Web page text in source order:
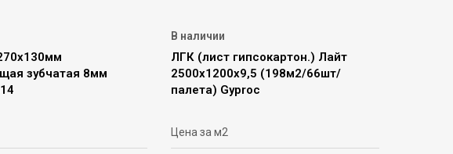
зубчатая 8мм
В наличии
ЛГК (лист гипсокартон.) Лайт
2500х1200х9,5 (198м2/66шт/
палета) Gyproc
Цена за м2